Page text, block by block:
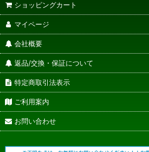
ショッピングカート
マイページ
会社概要
返品/交換・保証について
特定商取引法表示
ご利用案内
お問い合わせ